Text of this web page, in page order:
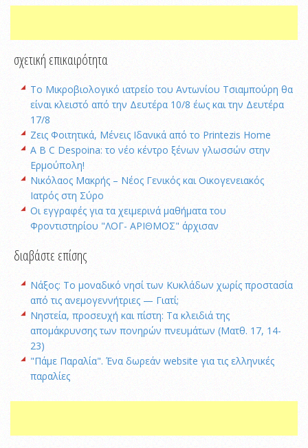
σχετική επικαιρότητα
Το Μικροβιολογικό ιατρείο του Αντωνίου Τσιαμπούρη θα
είναι κλειστό από την Δευτέρα 10/8 έως και την Δευτέρα
17/8
Ζεις Φοιτητικά, Μένεις Ιδανικά από το Printezis Home
A B C Despoina: το νέο κέντρο ξένων γλωσσών στην
Ερμούπολη!
Νικόλαος Μακρής – Νέος Γενικός και Οικογενειακός
Ιατρός στη Σύρο
Οι εγγραφές για τα χειμερινά μαθήματα του
Φροντιστηρίου "ΛΟΓ- ΑΡΙΘΜΟΣ" άρχισαν
διαβάστε επίσης
Νάξος: Το μοναδικό νησί των Κυκλάδων χωρίς προστασία
από τις ανεμογεννήτριες — Γιατί;
Νηστεία, προσευχή και πίστη: Τα κλειδιά της
απομάκρυνσης των πονηρών πνευμάτων (Ματθ. 17, 14-
23)
"Πάμε Παραλία". Ένα δωρεάν website για τις ελληνικές
παραλίες